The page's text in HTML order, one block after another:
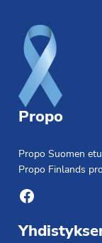
Propo
Propo Suomen
Propo Finlands
Facebook